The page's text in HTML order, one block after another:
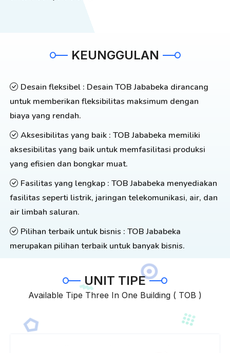
KEUNGGULAN
Desain fleksibel : Desain TOB Jababeka dirancang
untuk memberikan fleksibilitas maksimum dengan
biaya yang rendah.
Aksesibilitas yang baik : TOB Jababeka memiliki
aksesibilitas yang baik untuk memfasilitasi produksi
yang efisien dan bongkar muat.
Fasilitas yang lengkap : TOB Jababeka menyediakan
fasilitas seperti listrik, jaringan telekomunikasi, air, dan
air limbah saluran.
Pilihan terbaik untuk bisnis : TOB Jababeka
merupakan pilihan terbaik untuk banyak bisnis.
UNIT TIPE
Available Tipe Three In One Building ( TOB )